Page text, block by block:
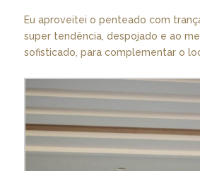
Eu aproveitei o penteado com
super tendência, despojado e ao
sofisticado, para complementar o